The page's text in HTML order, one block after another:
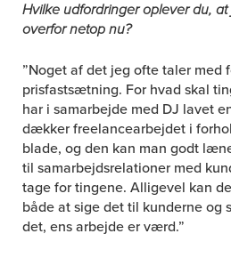
Hvilke udfordringer oplever du,
overfor netop nu?
”Noget af det jeg ofte taler med
prisfastsætning. For hvad skal
har i samarbejde med DJ lavet
dækker freelancearbejdet i
blade, og den kan man godt
til samarbejdsrelationer med
tage for tingene. Alligevel kan
både at sige det til kunderne og
det, ens arbejde er værd.”